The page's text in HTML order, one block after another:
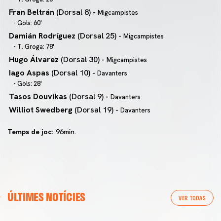
Fran Beltrán (Dorsal 8) - Migcampistes
- Gols: 60'
Damián Rodríguez (Dorsal 25) - Migcampistes
- T. Groga: 78'
Hugo Álvarez (Dorsal 30) - Migcampistes
Iago Aspas (Dorsal 10) - Davanters
- Gols: 28'
Tasos Douvikas (Dorsal 9) - Davanters
Williot Swedberg (Dorsal 19) - Davanters
Temps de joc: 96min.
ÚLTIMES NOTÍCIES VER TODAS